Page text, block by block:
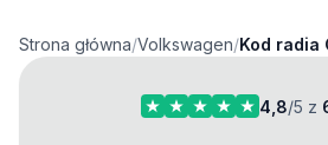
Strona główna/Volkswagen/Kod radia
4,8/5 z